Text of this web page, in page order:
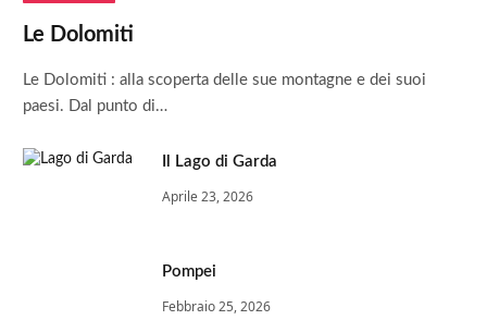
Le Dolomiti
Le Dolomiti : alla scoperta delle sue montagne e dei suoi
paesi. Dal punto di…
Il Lago di Garda
Aprile 23, 2026
Pompei
Febbraio 25, 2026